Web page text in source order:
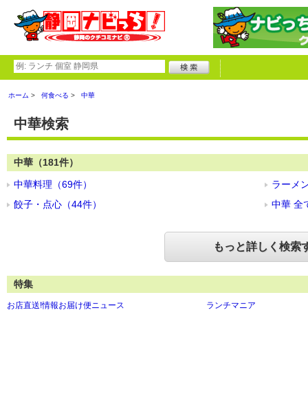
ホーム 何食べる 中華
中華検索
中華（181件）
中華料理（69件）
ラーメ
餃子・点心（44件）
中華 全
もっと詳しく検索
特集
お店直送!情報お届け便ニュース ランチマニア